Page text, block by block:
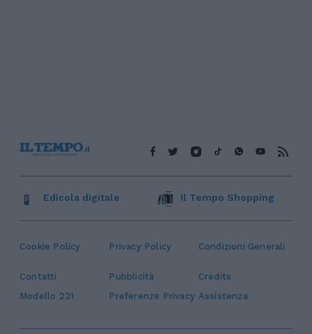
Cookie Policy Privacy Policy Condizioni Generali
Contatti Pubblicità
Credits
Modello 231
Preferenze Privacy Assistenza
Edicola digitale Il Tempo Shopping